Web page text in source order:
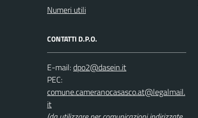
Numeri utili
CONTATTI D.P.O.
E-mail:
PEC: